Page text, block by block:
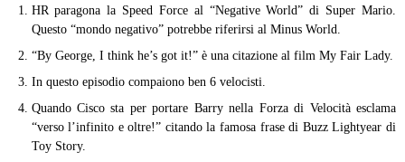
HR paragona la Speed Force al “Negative World” di Super Mario.
Questo “mondo negativo” potrebbe riferirsi al Minus World.
“By George, I think he’s got it!” è una citazione al film My Fair Lady.
In questo episodio compaiono ben 6 velocisti.
Quando Cisco sta per portare Barry nella Forza di Velocità esclama
“verso l’infinito e oltre!” citando la famosa frase di Buzz Lightyear di
Toy Story.